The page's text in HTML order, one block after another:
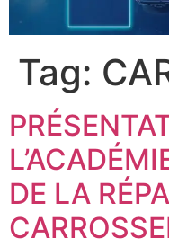
Tag:
DE LA